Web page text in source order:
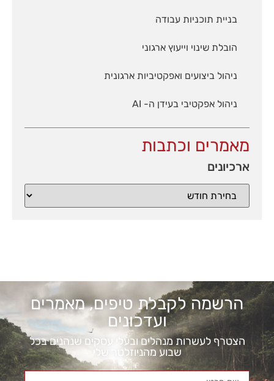
בניית תוכניות עבודה
הובלת שינוי וייעוץ ארגוני
ניהול ביצועים ואפקטיביות ארגונית
ניהול אפקטיבי בעידן ה- AI
מאמרים וכתבות
ארכיונים
הרשמה לקבלת טיפים, מאמרים
ועדכונים
הצטרף לעשרות מנהלים ובעלי עסקים שנהנים בכל
שבוע מהניוזלטר שלי